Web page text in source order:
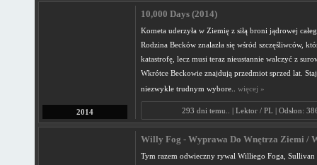
2014
10,000 Days (2014)
Kometa uderzyła w Ziemię z siłą broni jądrowej
Rodzina Becków znalazła się wśród szczęśliwców,
katastrofę, lecz musi teraz nieustannie walczyć z
Wkrótce Beckowie znajdują przedmiot sprzed lat.
niezwykle trudnym wybore.. więcej »
293 dni temu.. | Lektor / PL | Odsłon:
Willy Fog - Wyprawa Do Wnętrza Ziemi /
Tym razem odwieczny rywal Williego Foga,